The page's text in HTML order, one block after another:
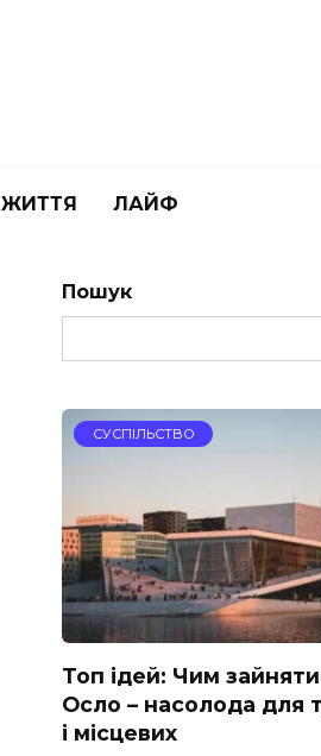
ЖИТТЯ ЛАЙФ
Пошук
СУСПІЛЬСТВО
Топ ідей: Чим
Осло – насолода для
і місцевих